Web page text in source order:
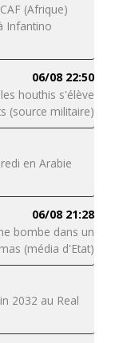
(Afrique)
Infantino
06/08 22:50
houthis s'élève
(source militaire)
en Arabie
06/08 21:28
bombe dans un
(média d'Etat)
2032 au Real